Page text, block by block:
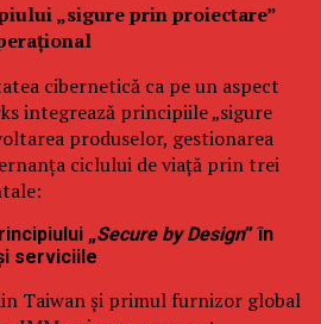
„sigure prin proiectare”
cibernetică ca pe un aspect
integrează principiile „sigure
produselor, gestionarea
ciclului de viață prin trei
„Secure by Design” în
serviciile
Taiwan și primul furnizor global